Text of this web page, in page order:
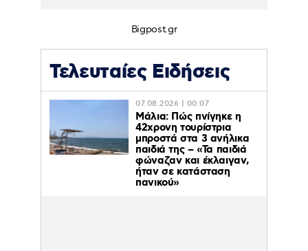
Bigpost.gr
Τελευταίες Ειδήσεις
07.08.2026 | 00:07
Μάλια: Πώς πνίγηκε η
42χρονη τουρίστρια
μπροστά στα 3 ανήλικα
παιδιά της – «Τα παιδιά
φώναζαν και έκλαιγαν,
ήταν σε κατάσταση
πανικού»